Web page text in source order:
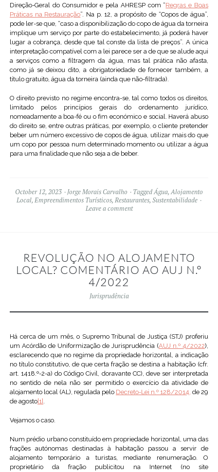
Direção-Geral do Consumidor e pela AHRESP com “Regras e Boas
Práticas na Restauração”. Na p. 12, a propósito de “Copos de água”,
pode ler-se que, “caso a disponibilização do copo de água da torneira
implique um serviço por parte do estabelecimento, já poderá haver
lugar a cobrança, desde que tal conste da lista de preços”. A única
interpretação compatível com a lei parece ser a de que se alude aqui
a serviços como a filtragem da água, mas tal prática não afasta,
como já se deixou dito, a obrigatoriedade de fornecer também, a
título gratuito, água da torneira (ainda que não-filtrada).
O direito previsto no regime encontra-se, tal como todos os direitos,
limitado pelos princípios gerais do ordenamento jurídico,
nomeadamente a boa-fé ou o fim económico e social. Haverá abuso
do direito se, entre outras práticas, por exemplo, o cliente pretender
beber um número excessivo de copos de água, utilizar mais do que
um copo por pessoa num determinado momento ou utilizar a água
para uma finalidade que não seja a de beber.
October 12, 2023 Jorge Morais Carvalho TaggedÁgua,Alojamento
Local, Empreendimentos Turísticos, Restaurantes, Sustentabilidade
Leave a comment
REVOLUÇÃO NO ALOJAMENTO
LOCAL? COMENTÁRIO AO AUJ N.º
4/2022
Jurisprudência
Há cerca de um mês, o Supremo Tribunal de Justiça (STJ) proferiu
um Acórdão de Uniformização de Jurisprudência (AUJ n.º 4/2022),
esclarecendo que no regime da propriedade horizontal, a indicação
no título constitutivo, de que certa fração se destina a habitação (cfr.
art. 1418.º-2-a) do Código Civil, doravante CC), deve ser interpretada
no sentido de nela não ser permitido o exercício da atividade de
alojamento local (AL), regulada pelo Decreto-Lei n.º 128/2014, de 29
de agosto[1] .
Vejamos o caso.
Num prédio urbano constituído em propriedade horizontal, uma das
frações autónomas destinadas à habitação passou a servir de
alojamento temporário a turistas, mediante renumeração. O
proprietário da fração publicitou na Internet (no site